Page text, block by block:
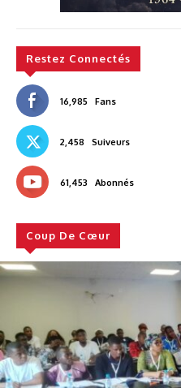
Restez Connectés
16,985 Fans
2,458 Suiveurs
61,453 Abonnés
Coup De Cœur